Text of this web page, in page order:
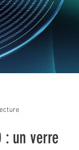
: un verre